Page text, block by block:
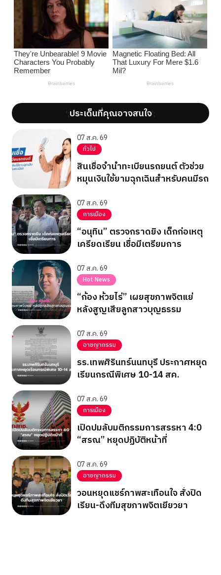
';ประเด็นที่คุณอาจสนใจ';
07 ส.ค. 69
ทั่วไป
สินเชื่อจำนำทะเบียนรถยนต์ ตัวช่วย
หมุนเงินใช้ยามฉุกเฉินสำหรับคนมีรถ
07 ส.ค. 69
การเมือง
“อนุทิน” ตรวจกราดยิง เด็กก่อเหตุ
เครียดเรียน เชื่อมีเตรียมการ
07 ส.ค. 69
Hot News
“ก้อง ห้วยไร่” เผยสุขภาพจิตแย่
หลังสูญเสียลูกสาวบุญธรรม
07 ส.ค. 69
อาชญากรรม
รร.เทพศิรินทร์นนทบุรี ประกาศหยุด
เรียนกรณีพิเศษ 10-14 สค.
07 ส.ค. 69
การเมือง
เปิดปมลับมติกรรมการสรรหา 4:0
“สรณ” หยุดปฏิบัติหน้าที่
07 ส.ค. 69
อาชญากรรม
วอนหยุดแชร์ภาพสะเทือนใจ สั่งปิด
เรียน-ดึงทีมสุขภาพจิตเยียวยา